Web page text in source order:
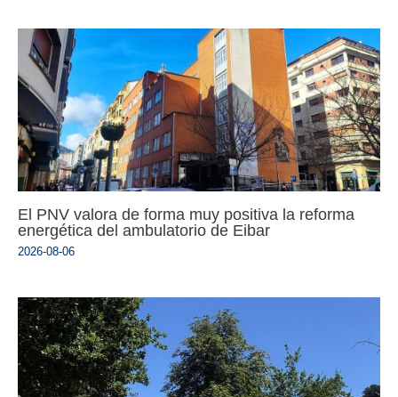
El PNV valora de forma muy positiva la reforma
energética del ambulatorio de Eibar
2026-08-06